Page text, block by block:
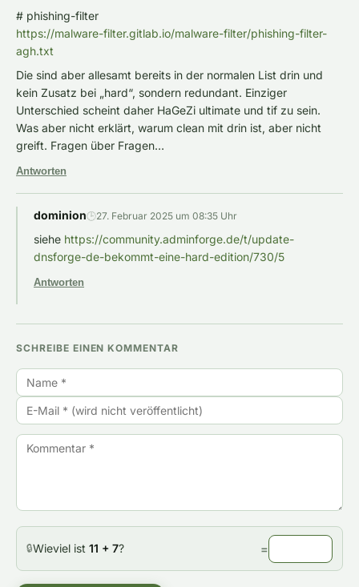
# phishing-filter
https://malware-filter.gitlab.io/malware-filter/phishing-filter-
agh.txt
Die sind aber allesamt bereits in der normalen List drin und
kein Zusatz bei „hard“, sondern redundant. Einziger
Unterschied scheint daher HaGeZi ultimate und tif zu sein.
Was aber nicht erklärt, warum clean mit drin ist, aber nicht
greift. Fragen über Fragen…
Antworten
dominion🕒27. Februar 2025 um 08:35 Uhr
siehe https://community.adminforge.de/t/update-
dnsforge-de-bekommt-eine-hard-edition/730/5
Antworten
SCHREIBE EINEN KOMMENTAR
🔒Wieviel ist 11 + 7? =